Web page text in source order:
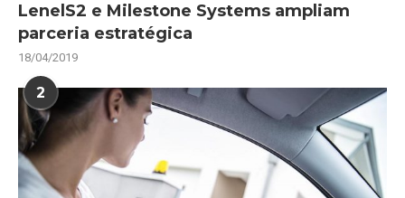
LenelS2 e Milestone Systems ampliam
parceria estratégica
18/04/2019
2